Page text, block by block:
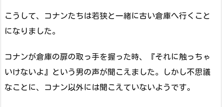
こうして、コナンたちは若狭と一緒に古い倉庫へ行くこと
になりました。
コナンが倉庫の扉の取っ手を握った時、『それに触っちゃ
いけないよ』という男の声が聞こえました。しかし不思議
なことに、コナン以外には聞こえていないようです。